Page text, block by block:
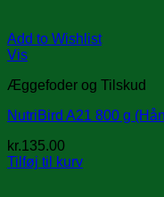
Add to Wishlist
Vis
Æggefoder og Tilskud
NutriBird A21 800 g
kr.135.00
Tilføj til kurv